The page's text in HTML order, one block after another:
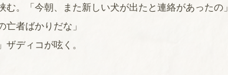
む。「今朝、また新しい犬が出たと連絡があったの」
亡者ばかりだな」
ザディコが呟く。